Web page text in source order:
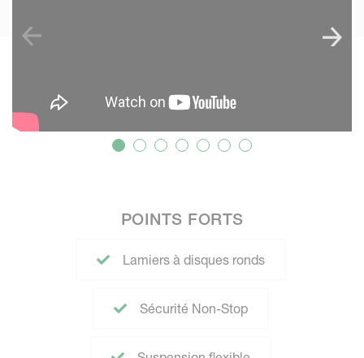
POINTS FORTS
Lamiers à disques ronds
Sécurité Non-Stop